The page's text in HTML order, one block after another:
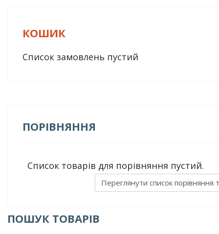
КОШИК
Список замовлень пустий
ПОРІВНЯННЯ
Список товарів для порівняння пустий.
Переглянути список порівняння
ПОШУК ТОВАРІВ